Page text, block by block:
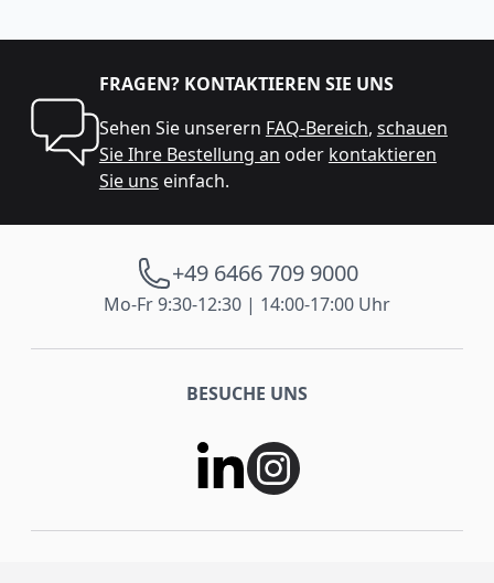
FRAGEN? KONTAKTIEREN SIE UNS
Sehen Sie unserern FAQ-Bereich, schauen
Sie Ihre Bestellung an oder kontaktieren
Sie uns einfach.
+49 6466 709 9000
Mo-Fr 9:30-12:30 | 14:00-17:00 Uhr
BESUCHE UNS